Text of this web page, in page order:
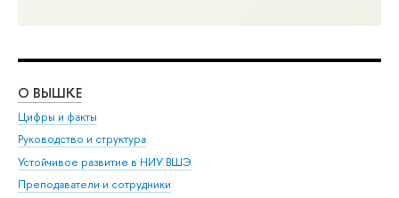
О ВЫШКЕ
Цифры и факты
Руководство и структура
Устойчивое развитие в НИУ ВШЭ
Преподаватели и сотрудники